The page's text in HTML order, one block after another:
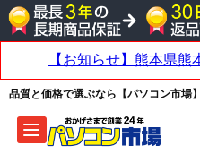
品質と価格で選ぶなら【パソコン市場